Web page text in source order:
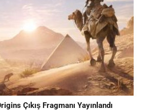
Çıkış Fragmanı Yayınlandı